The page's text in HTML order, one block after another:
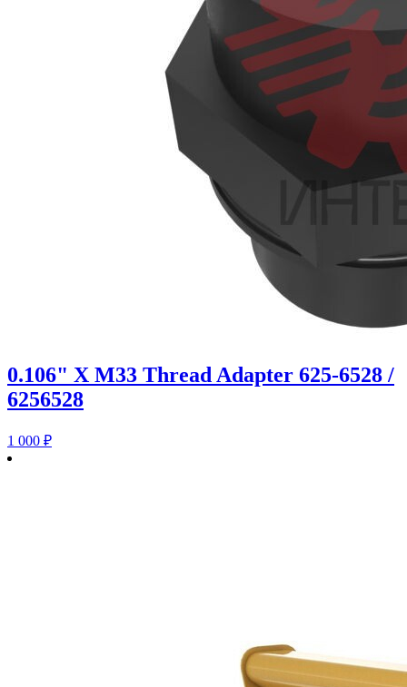
0.106" X M33 Thread Adapter 625-6528 /
6256528
1 000 ₽